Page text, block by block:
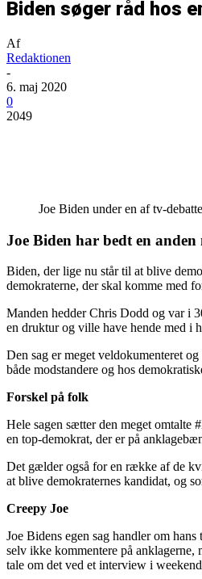
Biden søger råd hos
Af
Redaktionen
-
6. maj 2020
0
2049
Joe Biden under en af tv-
Joe Biden har bedt en
Biden, der lige nu står til at blive
demokraterne, der skal komme med
Manden hedder Chris Dodd og var i
en druktur og ville have hende med i
Den sag er meget veldokumenteret
både modstandere og hos
Forskel på folk
Hele sagen sætter den meget omtalte
en top-demokrat, der er på
Det gælder også for en række af de
at blive demokraternes kandidat, og
Creepy Joe
Joe Bidens egen sag handler om
selv ikke kommentere på anklagerne,
tale om det ved et interview i